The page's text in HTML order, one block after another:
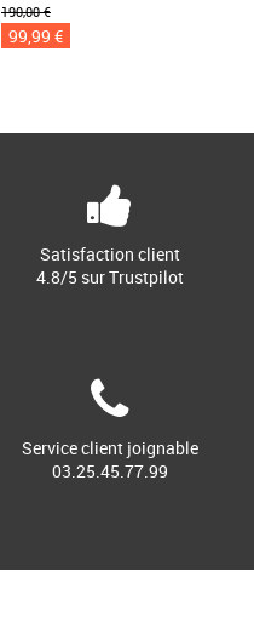
190,00 €
99,99 €
Satisfaction client
4.8/5 sur Trustpilot
Service client joignable
03.25.45.77.99